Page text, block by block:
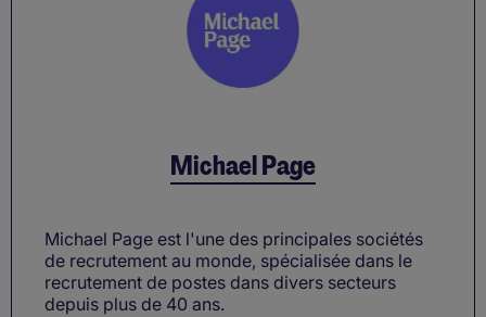
Michael Page
Michael Page est l'une des principales sociétés
de recrutement au monde, spécialisée dans le
recrutement de postes dans divers secteurs
depuis plus de 40 ans.